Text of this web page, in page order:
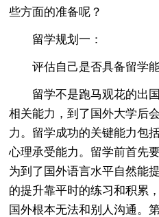
些方面的准备呢？
留学规划一：
评估自己是否具备留学
留学不是跑马观花的出国
相关能力，到了国外大学后
力。留学成功的关键能力包
心理承受能力。留学前首先
为到了国外语言水平自然能
的提升靠平时的练习和积累
国外根本无法和别人沟通。